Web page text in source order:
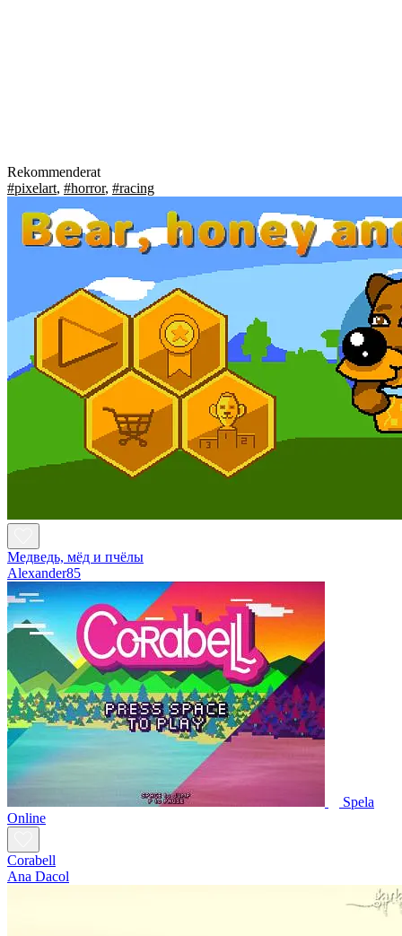
Rekommenderat
#pixelart, #horror, #racing
Медведь, мёд и пчёлы
Alexander85
Spela
Online
Corabell
Ana Dacol